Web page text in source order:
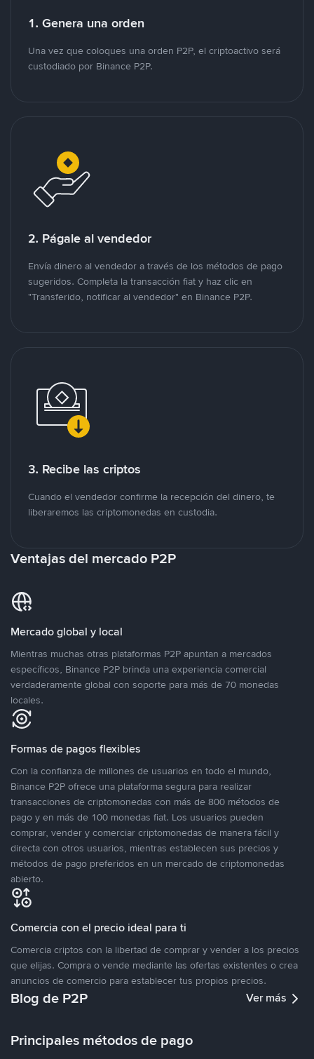
1. Genera una orden
Una vez que coloques una orden P2P, el criptoactivo será
custodiado por Binance P2P.
2. Págale al vendedor
Envía dinero al vendedor a través de los métodos de pago
sugeridos. Completa la transacción fiat y haz clic en
"Transferido, notificar al vendedor" en Binance P2P.
3. Recibe las criptos
Cuando el vendedor confirme la recepción del dinero, te
liberaremos las criptomonedas en custodia.
Ventajas del mercado P2P
Mercado global y local
Mientras muchas otras plataformas P2P apuntan a mercados
específicos, Binance P2P brinda una experiencia comercial
verdaderamente global con soporte para más de 70 monedas
locales.
Formas de pagos flexibles
Con la confianza de millones de usuarios en todo el mundo,
Binance P2P ofrece una plataforma segura para realizar
transacciones de criptomonedas con más de 800 métodos de
pago y en más de 100 monedas fiat. Los usuarios pueden
comprar, vender y comerciar criptomonedas de manera fácil y
directa con otros usuarios, mientras establecen sus precios y
métodos de pago preferidos en un mercado de criptomonedas
abierto.
Comercia con el precio ideal para ti
Comercia criptos con la libertad de comprar y vender a los precios
que elijas. Compra o vende mediante las ofertas existentes o crea
anuncios de comercio para establecer tus propios precios.
Blog de P2P Ver más
Principales métodos de pago